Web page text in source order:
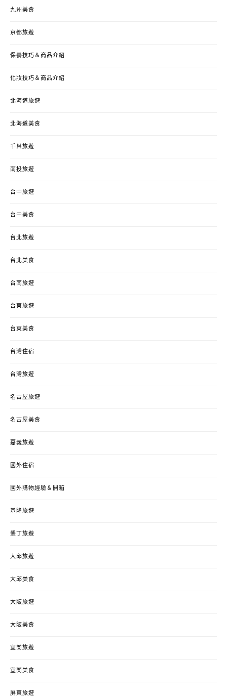
九州美食
京都旅遊
保養技巧＆商品介紹
化妝技巧＆商品介紹
北海道旅遊
北海道美食
千葉旅遊
南投旅遊
台中旅遊
台中美食
台北旅遊
台北美食
台南旅遊
台東旅遊
台東美食
台灣住宿
台灣旅遊
名古屋旅遊
名古屋美食
嘉義旅遊
國外住宿
國外購物經驗＆開箱
基隆旅遊
墾丁旅遊
大邱旅遊
大邱美食
大阪旅遊
大阪美食
宜蘭旅遊
宜蘭美食
屏東旅遊